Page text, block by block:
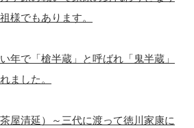
様でもあります。
年で「槍半蔵」と呼ばれ「鬼半蔵」
ました。
屋清延）～三代に渡って徳川家康に